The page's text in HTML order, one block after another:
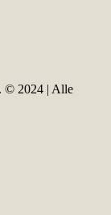
© 2024 | Alle